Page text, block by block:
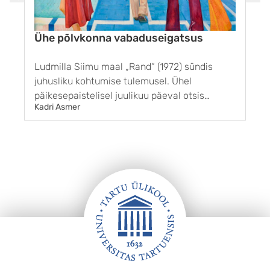
Ühe põlvkonna vabaduseigatsus
Ludmilla Siimu maal „Rand“ (1972) sündis
juhusliku kohtu­mise tulemusel. Ühel
päikesepaistelisel juulikuu päeval otsis
kunstnik inspiratsiooni Pirita plaažilt, kuid
edutult. Tagasiteel märkas ta laululava juures
end neile tutvustama. ...
Kadri Asmer